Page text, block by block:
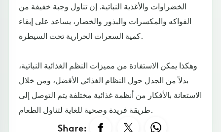
الخضراوات والأغذية النباتية. إن تناول وجبة خفيفة من
الفواكه والمكسرات والبذور والخضار، يساعد على إبقاء
كمية السعرات الحرارية تحت السيطرة.
وهكذا يمكن الاستفادة من مميزات النظم الغذائية النباتية،
بدلاً من الجدل حول النظام الغذائي الأفضل، ومن خلال
الاستعانة بالأفكار من أنظمة غذائية مختلفة يتم التوصل إلى
طريقة فريدة وصحية للغاية لتناول الطعام.
Share: